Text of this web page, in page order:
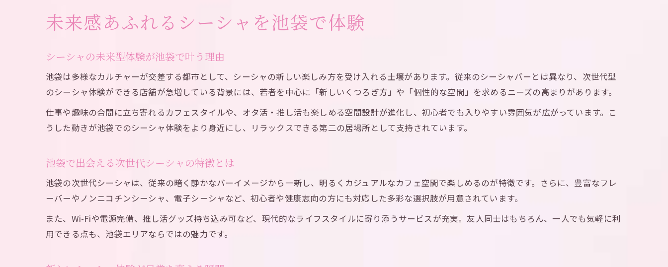
未来感あふれるシーシャを池袋で体験
シーシャの未来型体験が池袋で叶う理由
池袋は多様なカルチャーが交差する都市として、シーシャの新しい楽しみ方を受け入れる土壌があります。従来のシーシャバーとは異なり、次世代型
のシーシャ体験ができる店舗が急増している背景には、若者を中心に「新しいくつろぎ方」や「個性的な空間」を求めるニーズの高まりがあります。
仕事や趣味の合間に立ち寄れるカフェスタイルや、オタ活・推し活も楽しめる空間設計が進化し、初心者でも入りやすい雰囲気が広がっています。こ
うした動きが池袋でのシーシャ体験をより身近にし、リラックスできる第二の居場所として支持されています。
池袋で出会える次世代シーシャの特徴とは
池袋の次世代シーシャは、従来の暗く静かなバーイメージから一新し、明るくカジュアルなカフェ空間で楽しめるのが特徴です。さらに、豊富なフレ
ーバーやノンニコチンシーシャ、電子シーシャなど、初心者や健康志向の方にも対応した多彩な選択肢が用意されています。
また、Wi-Fiや電源完備、推し活グッズ持ち込み可など、現代的なライフスタイルに寄り添うサービスが充実。友人同士はもちろん、一人でも気軽に利
用できる点も、池袋エリアならではの魅力です。